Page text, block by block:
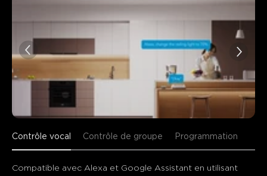
Contrôle vocal Contrôle de groupe Programmation
Compatible avec Alexa et Google Assistant en utilisant